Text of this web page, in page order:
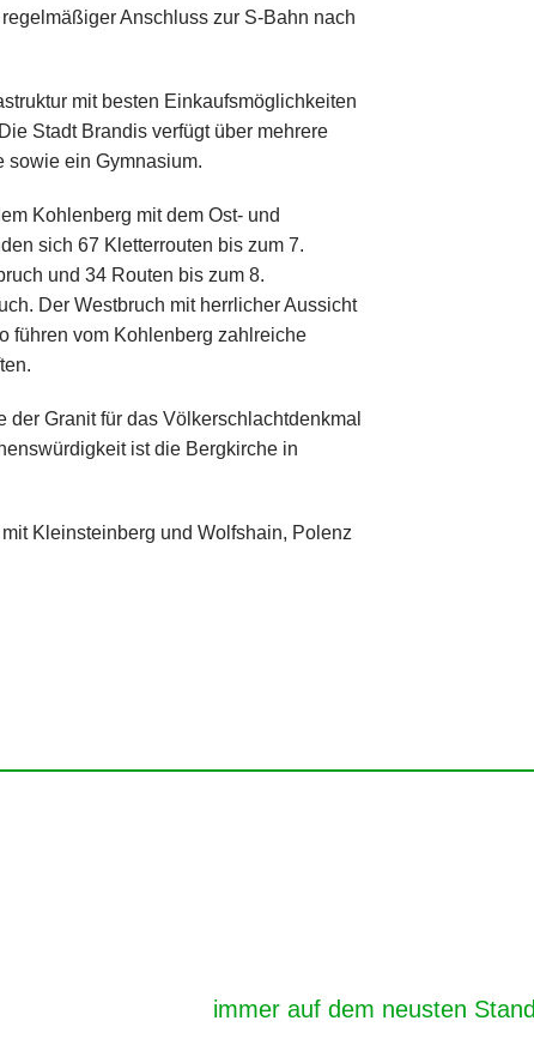
Anschluss zur S-Bahn nach
mit besten Einkaufsmöglichkeiten
Stadt Brandis verfügt über mehrere
sowie ein Gymnasium.
Kohlenberg mit dem Ost- und
sich 67 Kletterrouten bis zum 7.
und 34 Routen bis zum 8.
Der Westbruch mit herrlicher Aussicht
führen vom Kohlenberg zahlreiche
Granit für das Völkerschlachtdenkmal
ist die Bergkirche in
Kleinsteinberg und Wolfshain, Polenz
immer auf dem neusten Stand